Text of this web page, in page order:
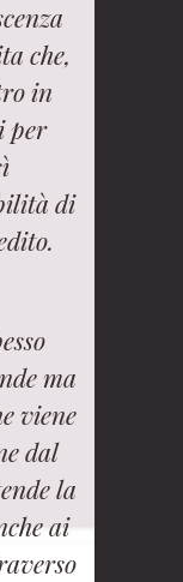
che,
in
per
di
ma
viene
dal
la
ai